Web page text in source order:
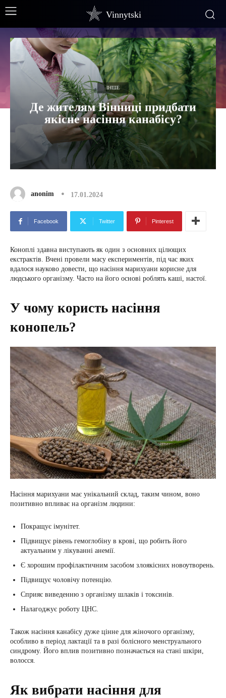
Vinnytski
ІНШЕ
Де жителям Вінниці придбати
якісне насіння канабісу?
anonim 17.01.2024
Facebook Twitter Pinterest
Коноплі здавна виступають як один з основних цілющих
екстрактів. Вчені провели масу експериментів, під час яких
вдалося науково довести, що насіння марихуани корисне для
людського організму. Часто на його основі роблять каші, настої.
У чому користь насіння
конопель?
Насіння марихуани має унікальний склад, таким чином, воно
позитивно впливає на організм людини:
Покращує імунітет.
Підвищує рівень гемоглобіну в крові, що робить його
актуальним у лікуванні анемії.
Є хорошим профілактичним засобом злоякісних новоутворень.
Підвищує чоловічу потенцію.
Сприяє виведенню з організму шлаків і токсинів.
Налагоджує роботу ЦНС.
Також насіння канабісу дуже цінне для жіночого організму,
особливо в період лактації та в разі болісного менструального
синдрому. Його вплив позитивно позначається на стані шкіри,
волосся.
Як вибрати насіння для